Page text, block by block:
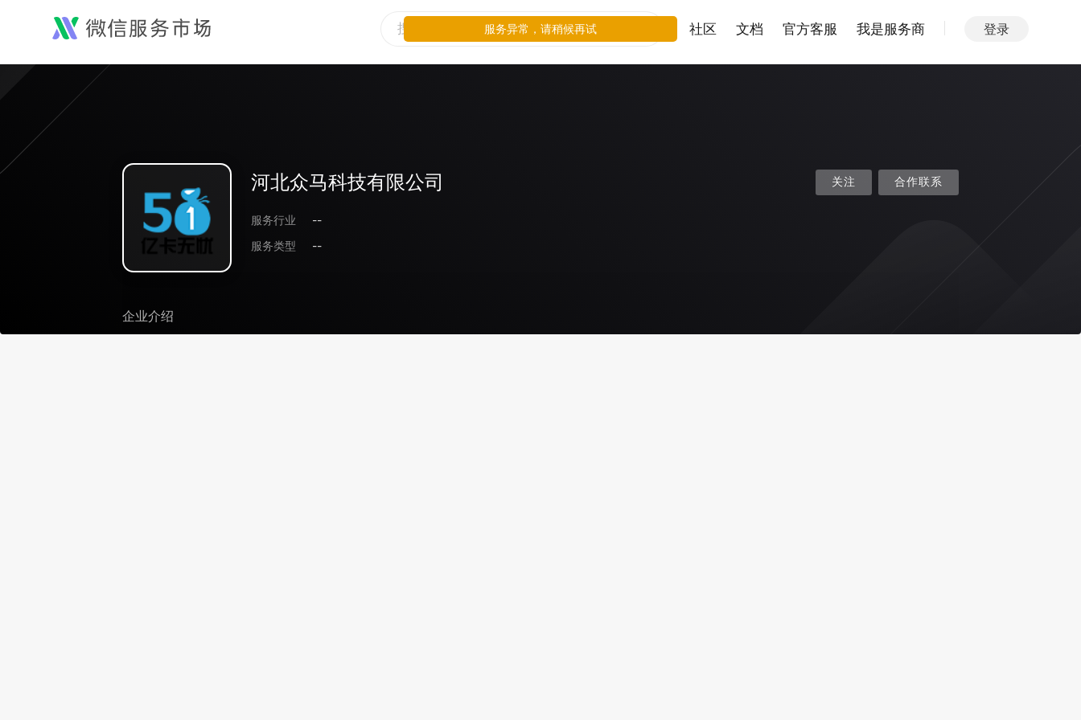
社区 文档 官方客服 我是服务商 登录
河北众马科技有限公司
服务行业
--
服务类型
--
关注 合作联系
企业介绍
服务异常，请稍候再试